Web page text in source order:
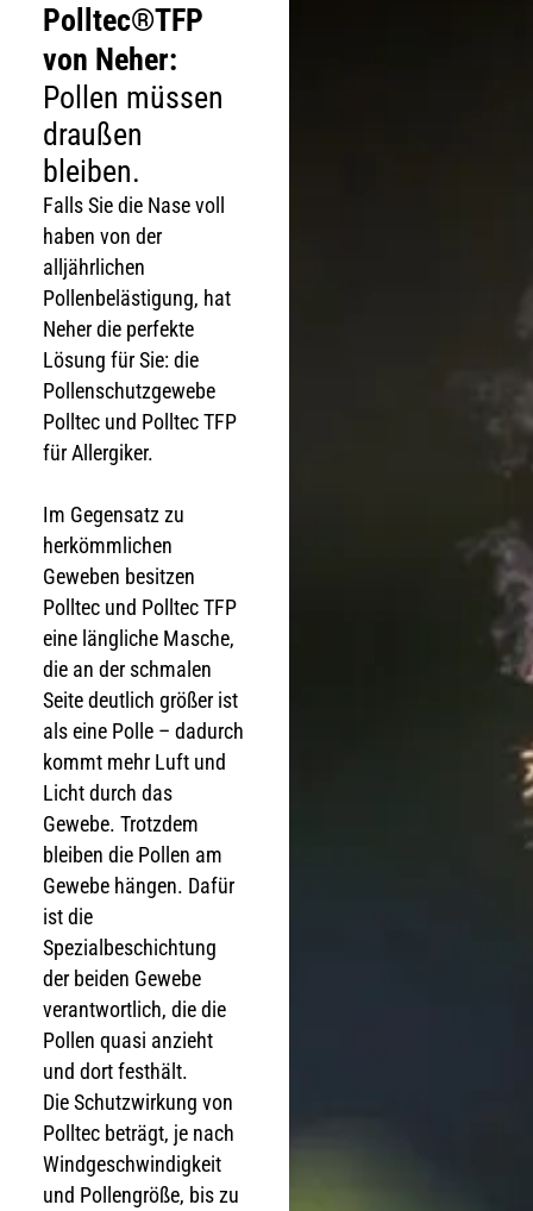
Polltec®TFP
von Neher:
Pollen müssen
draußen
bleiben.
Falls Sie die Nase voll
haben von der
alljährlichen
Pollenbelästigung, hat
Neher die perfekte
Lösung für Sie: die
Pollenschutzgewebe
Polltec und Polltec TFP
für Allergiker.
Im Gegensatz zu
herkömmlichen
Geweben besitzen
Polltec und Polltec TFP
eine längliche Masche,
die an der schmalen
Seite deutlich größer ist
als eine Polle – dadurch
kommt mehr Luft und
Licht durch das
Gewebe. Trotzdem
bleiben die Pollen am
Gewebe hängen. Dafür
ist die
Spezialbeschichtung
der beiden Gewebe
verantwortlich, die die
Pollen quasi anzieht
und dort festhält.
Die Schutzwirkung von
Polltec beträgt, je nach
Windgeschwindigkeit
und Pollengröße, bis zu